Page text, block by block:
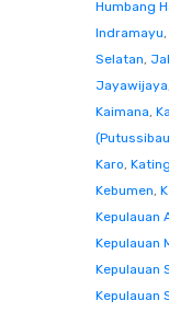
Humbang
Indramayu,
Selatan,
Jayawijaya
Kaimana,
Karo,
Kebumen,
Kepulauan
Kepulauan
Kepulauan
Kepulauan